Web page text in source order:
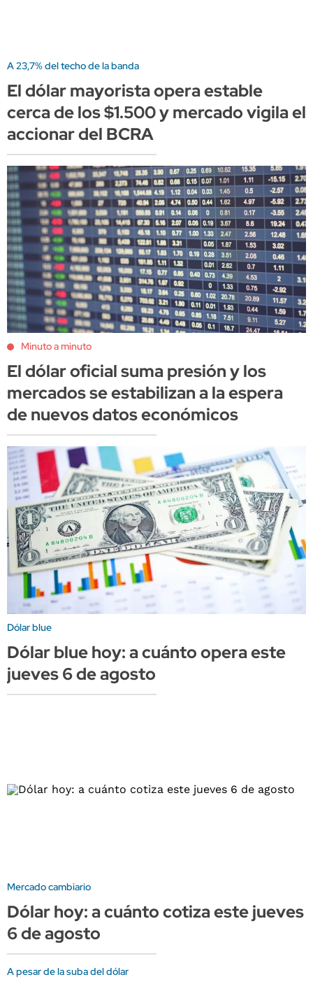
A 23,7% del techo de la banda
El dólar mayorista opera estable
cerca de los $1.500 y mercado vigila el
accionar del BCRA
Minuto a minuto
El dólar oficial suma presión y los
mercados se estabilizan a la espera
de nuevos datos económicos
Dólar blue
Dólar blue hoy: a cuánto opera este
jueves 6 de agosto
Mercado cambiario
Dólar hoy: a cuánto cotiza este jueves
6 de agosto
A pesar de la suba del dólar